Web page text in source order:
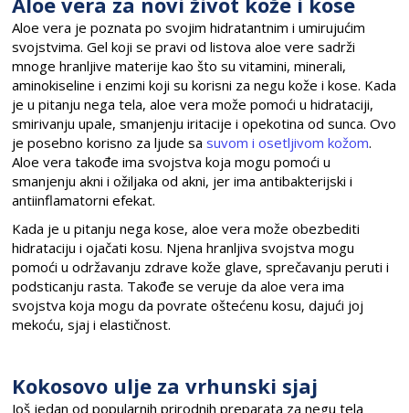
Aloe vera je poznata po svojim hidratantnim i umirujućim
svojstvima. Gel koji se pravi od listova aloe vere sadrži
mnoge hranljive materije kao što su vitamini, minerali,
aminokiseline i enzimi koji su korisni za negu kože i kose. Kada
je u pitanju nega tela, aloe vera može pomoći u hidrataciji,
smirivanju upale, smanjenju iritacije i opekotina od sunca. Ovo
je posebno korisno za ljude sasuvom i osetljivom kožom.
Aloe vera takođe ima svojstva koja mogu pomoći u
smanjenju akni i ožiljaka od akni, jer ima antibakterijski i
antiinflamatorni efekat.
Kada je u pitanju nega kose, aloe vera može obezbediti
hidrataciju i ojačati kosu. Njena hranljiva svojstva mogu
pomoći u održavanju zdrave kože glave, sprečavanju peruti i
podsticanju rasta. Takođe se veruje da aloe vera ima
svojstva koja mogu da povrate oštećenu kosu, dajući joj
mekoću, sjaj i elastičnost.
Kokosovo ulje za vrhunski sjaj
Još jedan od popularnih prirodnih preparata za negu tela